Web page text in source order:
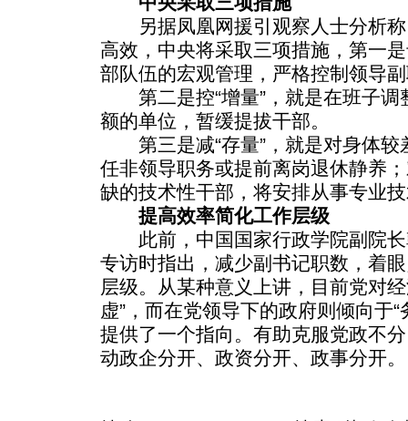
另据凤凰网援引观察人士分析称
高效，中央将采取三项措施，第一
部队伍的宏观管理，严格控制领导
第二是控“增量”，就是在班子调
额的单位，暂缓提拔干部。
第三是减“存量”，就是对身体较
任非领导职务或提前离岗退休静养
缺的技术性干部，将安排从事专业
提高效率简化工作层级
此前，中国国家行政学院副院长
专访时指出，减少副书记职数，着
层级。从某种意义上讲，目前党对
虚”，而在党领导下的政府则倾向于
提供了一个指向。有助克服党政不
动政企分开、政资分开、政事分开。